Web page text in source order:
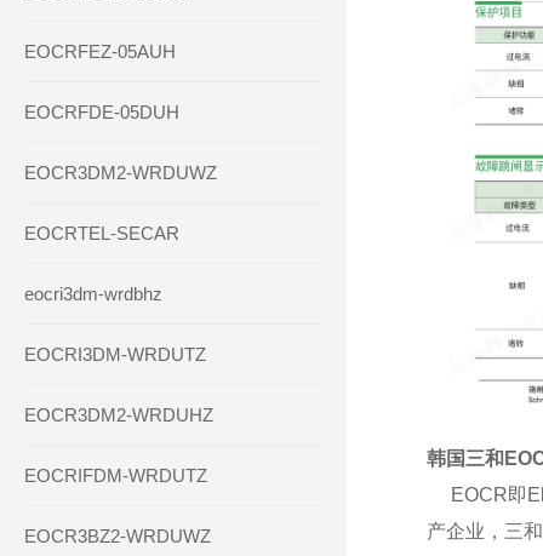
EOCRFEZ-05AUH
EOCRFDE-05DUH
EOCR3DM2-WRDUWZ
EOCRTEL-SECAR
eocri3dm-wrdbhz
EOCRI3DM-WRDUTZ
EOCR3DM2-WRDUHZ
EOCRIFDM-WRDUTZ
EOCR3BZ2-WRDUWZ
韩国三和
EOCR即
产企业，三